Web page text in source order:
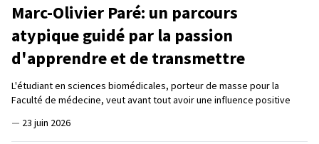
Marc-Olivier Paré: un parcours
atypique guidé par la passion
d'apprendre et de transmettre
L'étudiant en sciences biomédicales, porteur de masse pour la
Faculté de médecine, veut avant tout avoir une influence positive
— 23 juin 2026